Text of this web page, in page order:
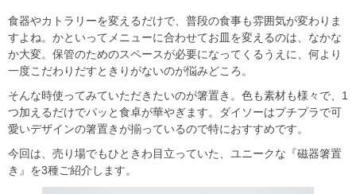
食器やカトラリーを変えるだけで、普段の食事も雰囲気が変わりま
すよね。かといってメニューに合わせてお皿を変えるのは、なかな
か大変。保管のためのスペースが必要になってくるうえに、何より
一度こだわりだすときりがないのが悩みどころ。
そんな時使ってみていただきたいのが箸置き。色も素材も様々で、1
つ加えるだけでパッと食卓が華やぎます。ダイソーはプチプラで可
愛いデザインの箸置きが揃っているので特におすすめです。
今回は、売り場でもひときわ目立っていた、ユニークな『磁器箸置
き』を3種ご紹介します。